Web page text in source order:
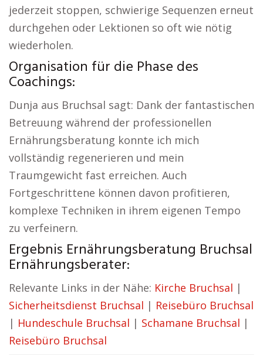
jederzeit stoppen, schwierige Sequenzen erneut
durchgehen oder Lektionen so oft wie nötig
wiederholen.
Organisation für die Phase des
Coachings:
Dunja aus Bruchsal sagt: Dank der fantastischen
Betreuung während der professionellen
Ernährungsberatung konnte ich mich
vollständig regenerieren und mein
Traumgewicht fast erreichen. Auch
Fortgeschrittene können davon profitieren,
komplexe Techniken in ihrem eigenen Tempo
zu verfeinern.
Ergebnis Ernährungsberatung Bruchsal
Ernährungsberater:
Relevante Links in der Nähe: Kirche Bruchsal |
Sicherheitsdienst Bruchsal | Reisebüro Bruchsal
| Hundeschule Bruchsal | Schamane Bruchsal |
Reisebüro Bruchsal